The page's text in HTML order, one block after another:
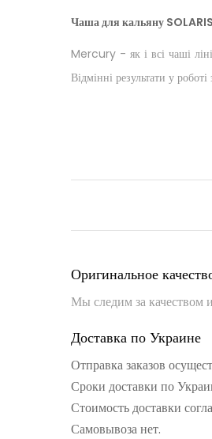
Чаша для кальяну
Mercury - як і всі чаші
Відмінні результати у
Оригинальное
Мы следим за качеством
Доставка по Украине
Отправка заказов
Сроки доставки по
Стоимость доставки
Самовывоза нет.